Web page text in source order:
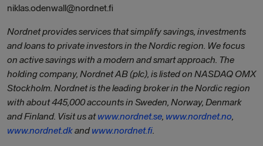
niklas.odenwall@nordnet.fi
Nordnet provides services that simplify savings, investments
and loans to private investors in the Nordic region. We focus
on active savings with a modern and smart approach. The
holding company, Nordnet AB (plc), is listed on NASDAQ OMX
Stockholm. Nordnet is the leading broker in the Nordic region
with about 445,000 accounts in Sweden, Norway, Denmark
and Finland. Visit us atwww.nordnet.se, www.nordnet.no,
www.nordnet.dkandwww.nordnet.fi.